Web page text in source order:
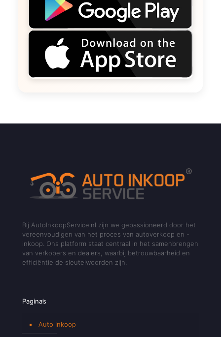
Bij AutoInkoopService.nl zijn we gepassioneerd door het
vereenvoudigen van het proces van autoverkoop en -
inkoop. Ons platform staat centraal in het samenbrengen
van verkopers en dealers, waarbij betrouwbaarheid en
efficiëntie de sleutelwoorden zijn.
Pagina’s
Auto Inkoop